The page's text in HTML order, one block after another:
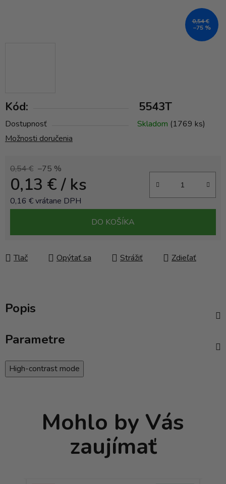
Kód: 5543T
Dostupnosť Skladom (1769 ks)
Možnosti doručenia
0,54 € –75 %
0,13 €/ ks
0,16 € vrátane DPH
DO KOŠÍKA
Tlač Opýtať sa Strážiť Zdieľať
0,54 €
–75 %
Popis
Parametre
High-contrast mode
Mohlo by Vás
zaujímať